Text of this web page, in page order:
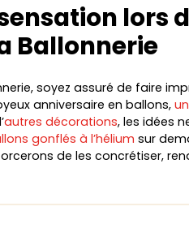
lors
Ballonnerie
soyez assuré de faire
anniversaire en ballons,
autres décorations, les idées
gonflés à l’hélium sur
de les concrétiser,